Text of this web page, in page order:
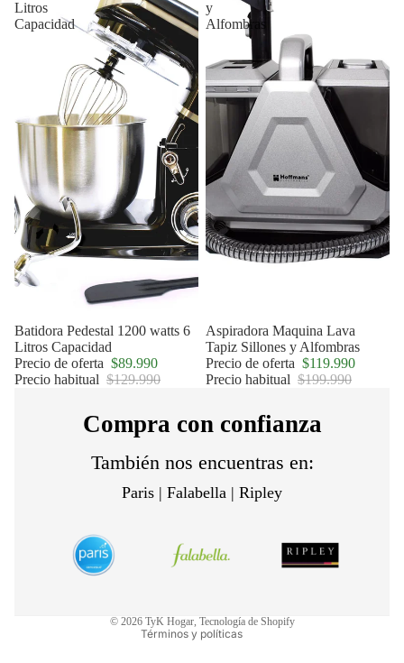
Litros
Capacidad
Oferta
Batidora Pedestal 1200 watts 6
Litros Capacidad
Precio de oferta $89.990
Precio habitual $129.990
y
Alfombras
Oferta
Aspiradora Maquina Lava
Tapiz Sillones y Alfombras
Precio de oferta $119.990
Precio habitual $199.990
Compra con confianza
También nos encuentras en:
Paris | Falabella | Ripley
© 2026 TyK Hogar, Tecnología de Shopify
Términos y políticas
Política de reembolso
Términos del servicio